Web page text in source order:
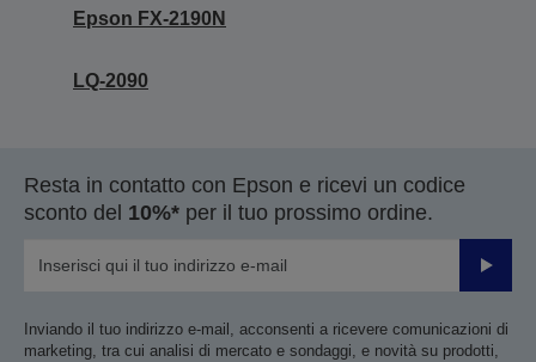
Epson FX-2190N
LQ-2090
Resta in contatto con Epson e ricevi un codice
sconto del 10%* per il tuo prossimo ordine.
Invia
Inviando il tuo indirizzo e-mail, acconsenti a ricevere comunicazioni di
marketing, tra cui analisi di mercato e sondaggi, e novità su prodotti,